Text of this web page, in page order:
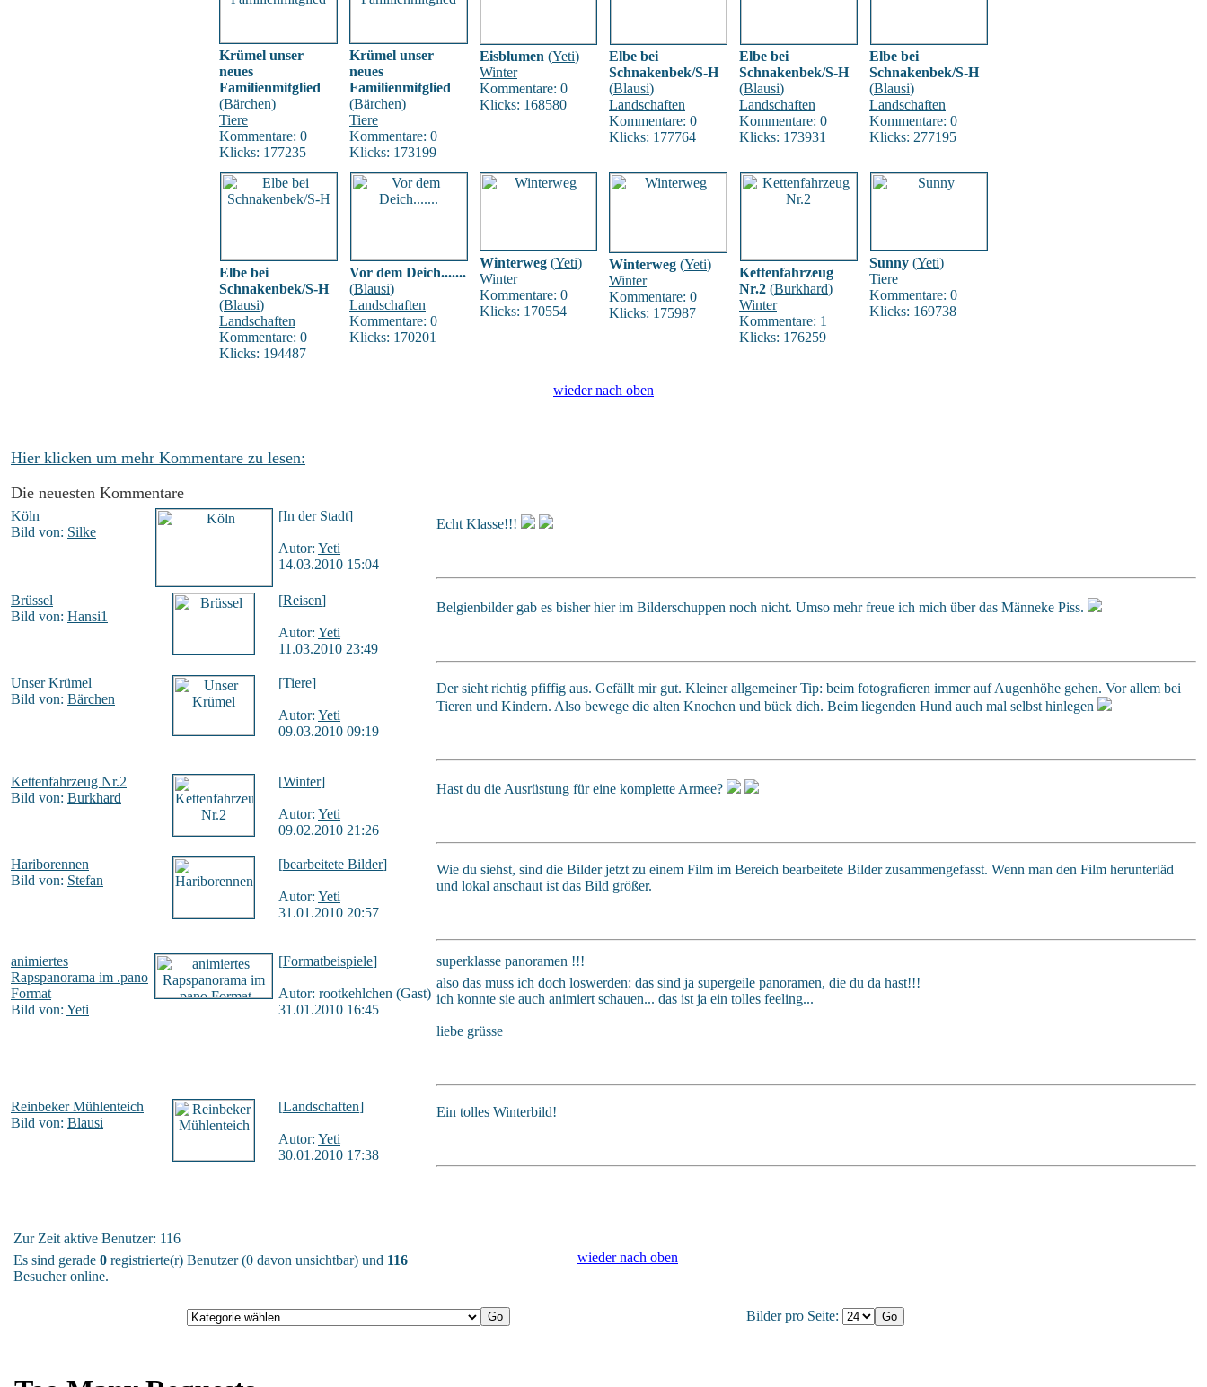
Krümel unser
neues
Familienmitglied
(Bärchen)
Tiere
Kommentare: 0
Klicks: 177235
Krümel unser
neues
Familienmitglied
(Bärchen)
Tiere
Kommentare: 0
Klicks: 173199
Eisblumen (Yeti)
Winter
Kommentare: 0
Klicks: 168580
Elbe bei
Schnakenbek/S-H
(Blausi)
Landschaften
Kommentare: 0
Klicks: 177764
Elbe bei
Schnakenbek/S-H
(Blausi)
Landschaften
Kommentare: 0
Klicks: 173931
Elbe bei
Schnakenbek/S-H
(Blausi)
Landschaften
Kommentare: 0
Klicks: 277195
Elbe bei
Schnakenbek/S-H
(Blausi)
Landschaften
Kommentare: 0
Klicks: 194487
Vor dem Deich.......
(Blausi)
Landschaften
Kommentare: 0
Klicks: 170201
Winterweg (Yeti)
Winter
Kommentare: 0
Klicks: 170554
Winterweg (Yeti)
Winter
Kommentare: 0
Klicks: 175987
Kettenfahrzeug
Nr.2 (Burkhard)
Winter
Kommentare: 1
Klicks: 176259
Sunny (Yeti)
Tiere
Kommentare: 0
Klicks: 169738
wieder nach oben
Hier klicken um mehr Kommentare zu lesen:
Die neuesten Kommentare
Köln
Bild von: Silke
[In der Stadt]
Autor: Yeti
14.03.2010 15:04
Echt Klasse!!!
Brüssel
Bild von: Hansi1
[Reisen]
Autor: Yeti
11.03.2010 23:49
Belgienbilder gab es bisher hier im Bilderschuppen noch nicht. Umso mehr freue ich mich über das Männeke Piss.
Unser Krümel
Bild von: Bärchen
[Tiere]
Autor: Yeti
09.03.2010 09:19
Der sieht richtig pfiffig aus. Gefällt mir gut. Kleiner allgemeiner Tip: beim fotografieren immer auf Augenhöhe gehen. Vor allem bei
Tieren und Kindern. Also bewege die alten Knochen und bück dich. Beim liegenden Hund auch mal selbst hinlegen
Kettenfahrzeug Nr.2
Bild von: Burkhard
[Winter]
Autor: Yeti
09.02.2010 21:26
Hast du die Ausrüstung für eine komplette Armee?
Hariborennen
Bild von: Stefan
[bearbeitete Bilder]
Autor: Yeti
31.01.2010 20:57
Wie du siehst, sind die Bilder jetzt zu einem Film im Bereich bearbeitete Bilder zusammengefasst. Wenn man den Film herunterläd
und lokal anschaut ist das Bild größer.
animiertes
Rapspanorama im .pano
Format
Bild von: Yeti
[Formatbeispiele]
Autor: rootkehlchen (Gast)
31.01.2010 16:45
superklasse panoramen !!!
also das muss ich doch loswerden: das sind ja supergeile panoramen, die du da hast!!!
ich konnte sie auch animiert schauen... das ist ja ein tolles feeling...
liebe grüsse
Reinbeker Mühlenteich
Bild von: Blausi
[Landschaften]
Autor: Yeti
30.01.2010 17:38
Ein tolles Winterbild!
Zur Zeit aktive Benutzer: 116
Es sind gerade 0 registrierte(r) Benutzer (0 davon unsichtbar) und 116
Besucher online.
wieder nach oben
Bilder pro Seite: